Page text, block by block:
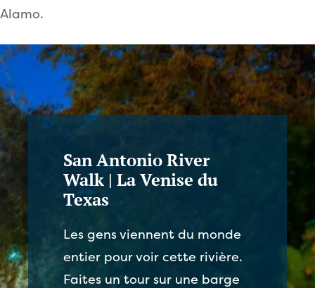
Alamo.
San Antonio River
Walk | La Venise du
Texas
Les gens viennent du monde
entier pour voir cette rivière.
Faites un tour sur une barge